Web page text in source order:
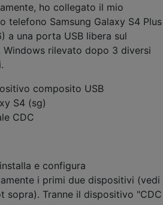
ho collegato il mio
telefono Samsung Galaxy S4 Plus
a una porta USB libera sul
Windows rilevato dopo 3 diversi
composito USB
S4 (sg)
CDC
e configura
i primi due dispositivi (vedi
sopra). Tranne il dispositivo "CDC